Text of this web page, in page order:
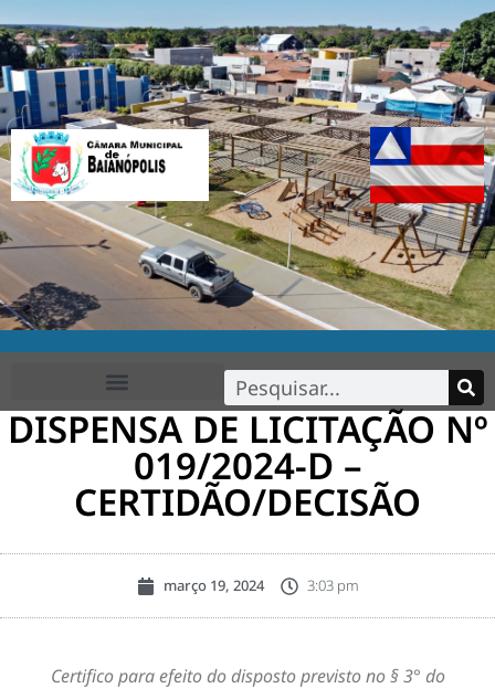
DISPENSA DE LICITAÇÃO Nº
019/2024-D –
CERTIDÃO/DECISÃO
março 19, 2024 3:03 pm
Certifico para efeito do disposto previsto no § 3° do